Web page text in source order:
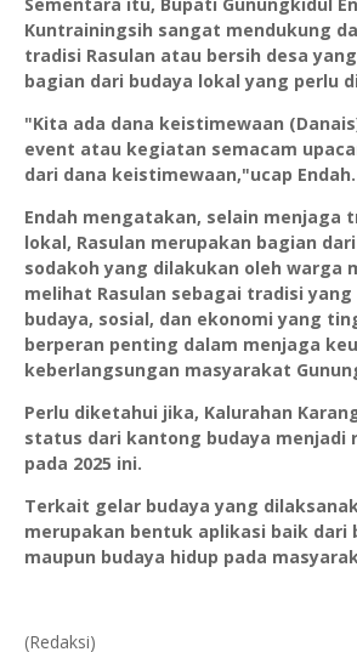
Kuntrainingsih sangat mendukung
tradisi Rasulan atau bersih desa
bagian dari budaya lokal yang perlu
"Kita ada dana keistimewaan
event atau kegiatan semacam
dari dana keistimewaan,"ucap Endah.
Endah mengatakan, selain menjaga
lokal, Rasulan merupakan bagian
sodakoh yang dilakukan oleh warga
melihat Rasulan sebagai tradisi
budaya, sosial, dan ekonomi yang
berperan penting dalam menjaga
keberlangsungan masyarakat
Perlu diketahui jika, Kalurahan
status dari kantong budaya menjadi
pada 2025 ini.
Terkait gelar budaya yang
merupakan bentuk aplikasi baik dari
maupun budaya hidup pada
(Redaksi)